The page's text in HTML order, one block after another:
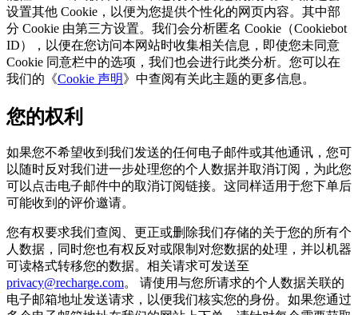
设置其他 Cookie，以便为您提供个性化的网页内容。其中部
分 Cookie 由第三方设置。我们会分析匿名 Cookie（Cookiebot
ID），以便在您访问本网站时收集相关信息，即使您未同意
Cookie 同意栏中的选项，我们也会进行此类分析。您可以在
我们的《Cookie 声明》中查阅有关此主题的更多信息。
您的权利
如果您不希望收到我们发送的任何电子邮件或其他通讯，您可
以随时反对我们进一步处理您的个人数据并取消订阅，为此您
可以点击电子邮件中的取消订阅链接。这同样适用于您下单后
可能收到的评价邀请。
您有权要求我们查阅、更正或删除我们存储的关于您的所有个
人数据，同时您也有权反对或限制对您数据的处理，并以机器
可读格式转移您的数据。相关请求可发送至
privacy@recharge.com。 请使用与您所请求的个人数据关联的
电子邮箱地址发送请求，以便我们核实您的身份。如果您通过